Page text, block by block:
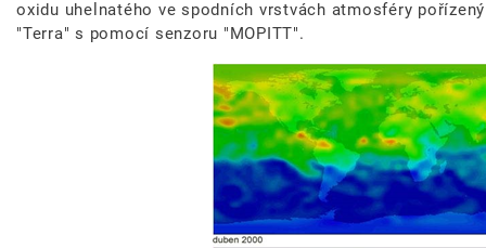
oxidu uhelnatého ve spodních vrstvách atmosféry
"Terra" s pomocí senzoru "MOPITT".